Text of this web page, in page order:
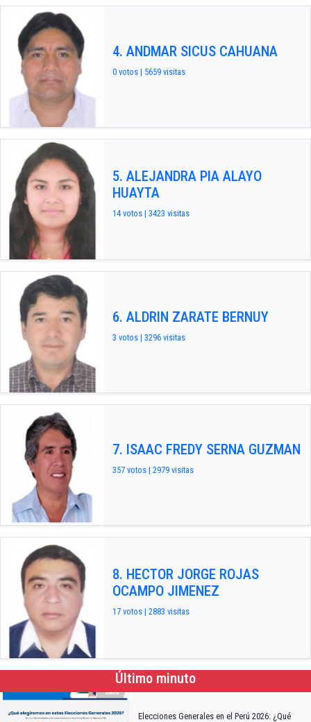
4. ANDMAR SICUS CAHUANA
0 votos | 5659 visitas
5. ALEJANDRA PIA ALAYO
HUAYTA
14 votos | 3423 visitas
6. ALDRIN ZARATE BERNUY
3 votos | 3296 visitas
7. ISAAC FREDY SERNA GUZMAN
357 votos | 2979 visitas
8. HECTOR JORGE ROJAS
OCAMPO JIMENEZ
17 votos | 2883 visitas
Último minuto
Elecciones Generales en el Perú 2026: ¿Qué